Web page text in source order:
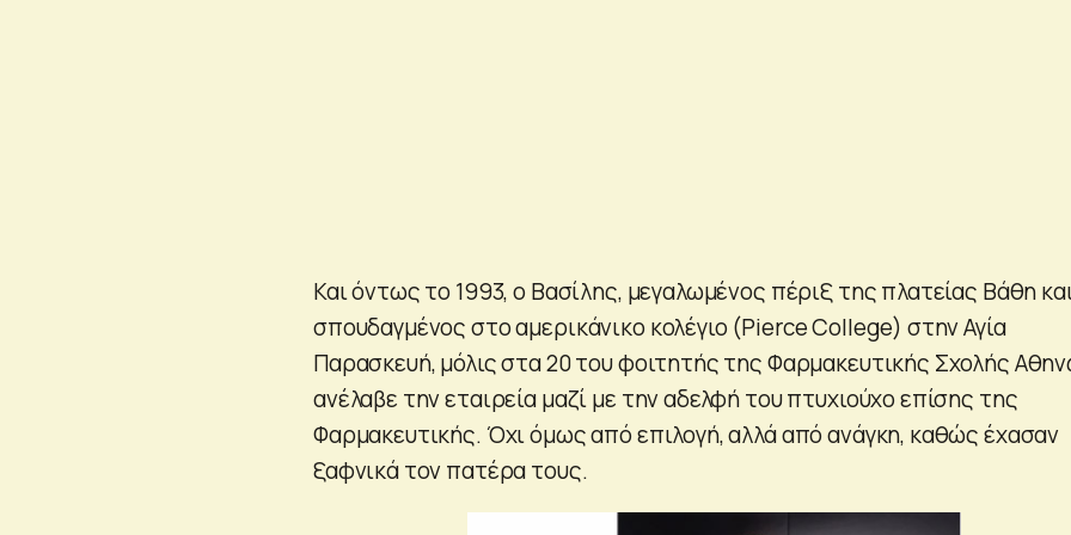
Και όντως το 1993, ο Βασίλης, μεγαλωμένος πέριξ της πλατείας Βάθη
σπουδαγμένος στο αμερικάνικο κολέγιο (Pierce College) στην Αγία
Παρασκευή, μόλις στα 20 του φοιτητής της Φαρμακευτικής Σχολής
ανέλαβε την εταιρεία μαζί με την αδελφή του πτυχιούχο επίσης της
Φαρμακευτικής. Όχι όμως από επιλογή, αλλά από ανάγκη, καθώς έχασαν
ξαφνικά τον πατέρα τους.